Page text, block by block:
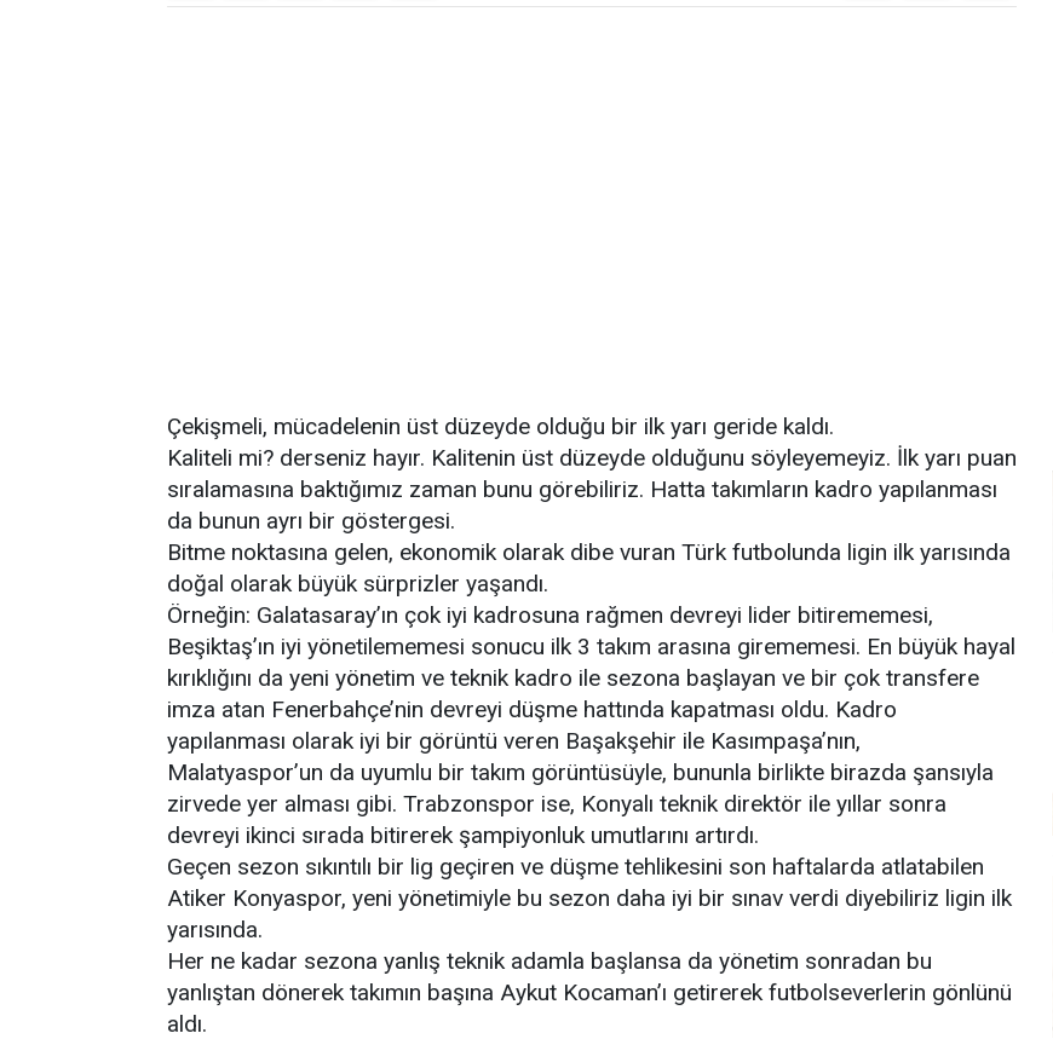
Çekişmeli, mücadelenin üst düzeyde olduğu bir ilk yarı geride kaldı.
Kaliteli mi? derseniz hayır. Kalitenin üst düzeyde olduğunu söyleyemeyiz. İlk yarı puan
sıralamasına baktığımız zaman bunu görebiliriz. Hatta takımların kadro yapılanması
da bunun ayrı bir göstergesi.
Bitme noktasına gelen, ekonomik olarak dibe vuran Türk futbolunda ligin ilk yarısında
doğal olarak büyük sürprizler yaşandı.
Örneğin: Galatasaray’ın çok iyi kadrosuna rağmen devreyi lider bitirememesi,
Beşiktaş’ın iyi yönetilememesi sonucu ilk 3 takım arasına girememesi. En büyük hayal
kırıklığını da yeni yönetim ve teknik kadro ile sezona başlayan ve bir çok transfere
imza atan Fenerbahçe’nin devreyi düşme hattında kapatması oldu. Kadro
yapılanması olarak iyi bir görüntü veren Başakşehir ile Kasımpaşa’nın,
Malatyaspor’un da uyumlu bir takım görüntüsüyle, bununla birlikte birazda şansıyla
zirvede yer alması gibi. Trabzonspor ise, Konyalı teknik direktör ile yıllar sonra
devreyi ikinci sırada bitirerek şampiyonluk umutlarını artırdı.
Geçen sezon sıkıntılı bir lig geçiren ve düşme tehlikesini son haftalarda atlatabilen
Atiker Konyaspor, yeni yönetimiyle bu sezon daha iyi bir sınav verdi diyebiliriz ligin ilk
yarısında.
Her ne kadar sezona yanlış teknik adamla başlansa da yönetim sonradan bu
yanlıştan dönerek takımın başına Aykut Kocaman’ı getirerek futbolseverlerin gönlünü
aldı.